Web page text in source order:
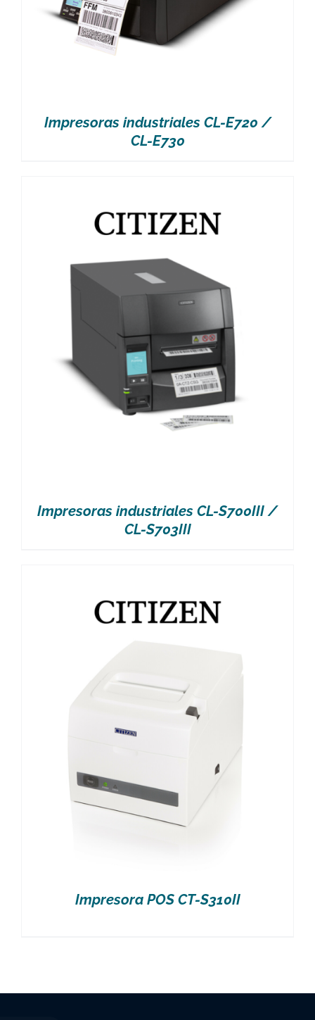
Impresoras industriales CL-E720 /
CL-E730
Impresoras industriales CL-S700III /
CL-S703III
Impresora POS CT-S310II